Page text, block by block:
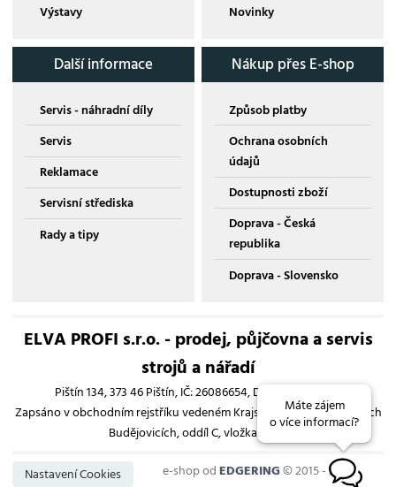
Výstavy
Novinky
Další informace
Servis - náhradní díly
Servis
Reklamace
Servisní střediska
Rady a tipy
Nákup přes E-shop
Způsob platby
Ochrana osobních
údajů
Dostupnosti zboží
Doprava - Česká
republika
Doprava - Slovensko
ELVA PROFI s.r.o. - prodej, půjčovna a servis
strojů a nářadí
Pištín 134, 373 46 Pištín, IČ: 26086654, DIČ: CZ26086654
Zapsáno v obchodním rejstříku vedeném Krajským soudem v Českých
Budějovicích, oddíl C, vložka 13193
Nastavení Cookies e-shop odEDGERING© 2015 - 2026
Máte zájem
o více informací?
B